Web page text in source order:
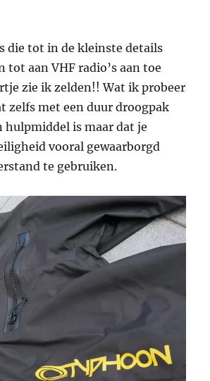
die tot in de kleinste details
tot aan VHF radio’s aan toe
zie ik zelden!! Wat ik probeer
zelfs met een duur droogpak
hulpmiddel is maar dat je
vooral gewaarborgd
te gebruiken.